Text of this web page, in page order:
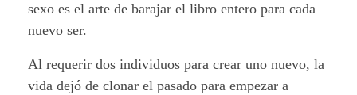
sexo es el arte de barajar el libro entero para cada
nuevo ser.
Al requerir dos individuos para crear uno nuevo, la
vida dejó de clonar el pasado para empezar a